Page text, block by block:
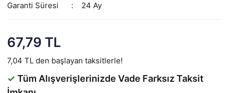
Garanti Süresi
24 Ay
67,79 TL
7,04 TL den başlayan taksitlerle!
✓ Tüm Alışverişlerinizde Vade Farksız Taksit